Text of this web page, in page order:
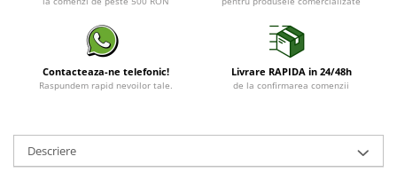
Contacteaza-ne telefonic!
Raspundem rapid nevoilor tale.
Livrare RAPIDA in 24/48h
de la confirmarea comenzii
Descriere